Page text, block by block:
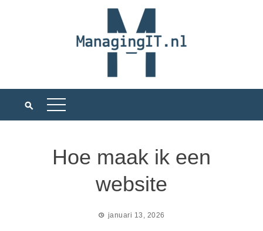
Hoe maak ik een
website
januari 13, 2026